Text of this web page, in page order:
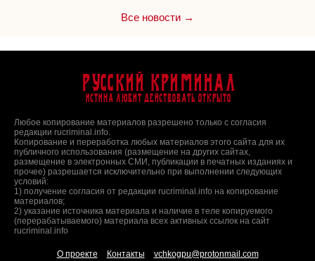
Все новости →
Русский Криминал
Истина любит действовать открыто
Любое копирование материалов разрешено только с согласия
редакции rucriminal.info.
Копирование и переработка любых материалов этого сайта для их
публичного использования (размещение на других сайтах,
размещение в электронных СМИ, публикации в печатных изданиях и
прочее) разрешается исключительно при выполнении следующих
условий:
1) получение согласия от редакции rucriminal.info на копирование
материалов;
2) указание источника материала и наличие в теле копируемого
(перерабатываемого) материала всех активных ссылок на сайт
rucriminal.info
О проекте Контакты vchkogpu@protonmail.com